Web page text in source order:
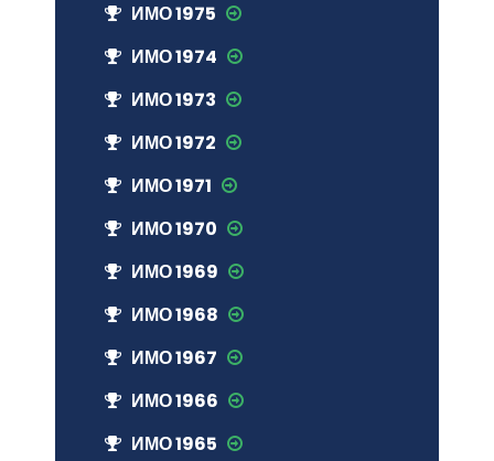
ИМО 1975
ИМО 1974
ИМО 1973
ИМО 1972
ИМО 1971
ИМО 1970
ИМО 1969
ИМО 1968
ИМО 1967
ИМО 1966
ИМО 1965